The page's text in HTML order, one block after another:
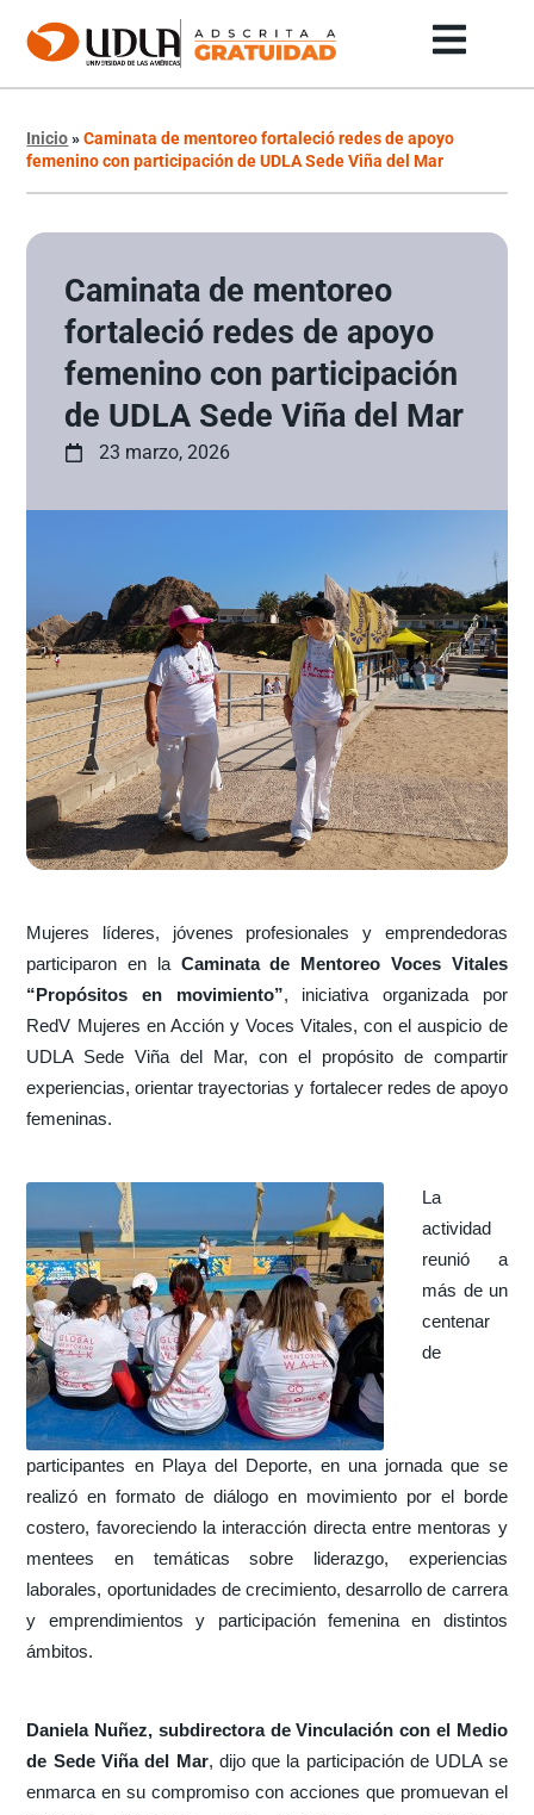
Inicio»Caminata de mentoreo fortaleció redes de apoyo
femenino con participación de UDLA Sede Viña del Mar
Caminata de mentoreo
fortaleció redes de apoyo
femenino con participación
de UDLA Sede Viña del Mar
23 marzo, 2026
Mujeres líderes, jóvenes profesionales y emprendedoras
participaron en la Caminata de Mentoreo Voces Vitales
“Propósitos en movimiento”, iniciativa organizada por
RedV Mujeres en Acción y Voces Vitales, con el auspicio de
UDLA Sede Viña del Mar, con el propósito de compartir
experiencias, orientar trayectorias y fortalecer redes de apoyo
femeninas.
La
actividad
reunió a
más de un
centenar
de
participantes en Playa del Deporte, en una jornada que se
realizó en formato de diálogo en movimiento por el borde
costero, favoreciendo la interacción directa entre mentoras y
mentees en temáticas sobre liderazgo, experiencias
laborales, oportunidades de crecimiento, desarrollo de carrera
y emprendimientos y participación femenina en distintos
ámbitos.
Daniela Nuñez, subdirectora de Vinculación con el Medio
de Sede Viña del Mar, dijo que la participación de UDLA se
enmarca en su compromiso con acciones que promuevan el